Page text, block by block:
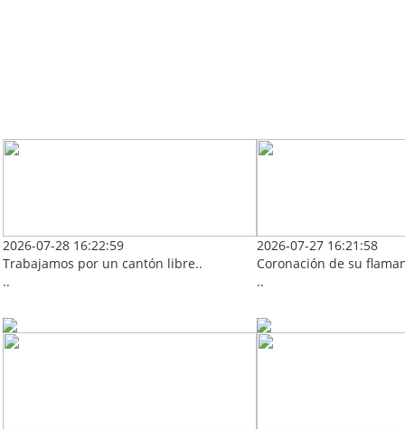
2026-07-28 16:22:59
Trabajamos por un cantón libre..
..
2026-07-27 16:21:58
Coronación de su
..